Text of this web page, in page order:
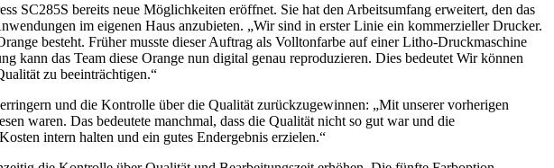
SC285S bereits neue Möglichkeiten eröffnet. Sie hat den Arbeitsumfang erweitert, den das
im eigenen Haus anzubieten. „Wir sind in erster Linie ein kommerzieller Drucker.
besteht. Früher musste dieser Auftrag als Volltonfarbe auf einer Litho-Druckmaschine
das Team diese Orange nun digital genau reproduzieren. Dies bedeutet Wir können
zu beeinträchtigen.“
und die Kontrolle über die Qualität zurückzugewinnen: „Mit unserer vorherigen
waren. Das bedeutete manchmal, dass die Qualität nicht so gut war und die
intern halten und ein gutes Endergebnis erzielen.“